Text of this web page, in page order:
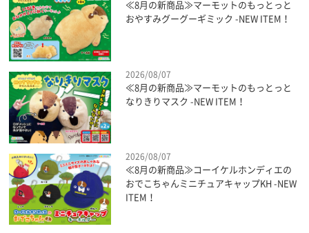
≪8月の新商品≫マーモットのもっとっと
おやすみグーグーギミック -NEW ITEM！
2026/08/07
≪8月の新商品≫マーモットのもっとっと
なりきりマスク -NEW ITEM！
2026/08/07
≪8月の新商品≫コーイケルホンディエの
おでこちゃんミニチュアキャップKH -NEW
ITEM！